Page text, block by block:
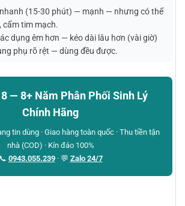
nhanh (15-30 phút) — mạnh — nhưng có thể
cấm tim mạch.
dụng êm hơn — kéo dài lâu hơn (vài giờ)
phụ rõ rệt — dùng đều được.
— 8+ Năm Phân Phối Sinh Lý
Chính Hãng
tin dùng · Giao hàng toàn quốc · Thu tiền tận
nhà (COD) · Kín đáo 100%
📞 0943.055.239· 💬 Zalo 24/7